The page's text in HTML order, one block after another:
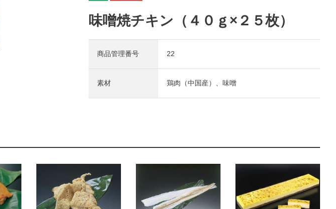
味噌焼チキン（４０ｇ×２５枚）
商品管理番号 22
素材 鶏肉（中国産）、味噌